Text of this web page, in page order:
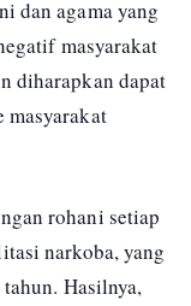
dan agama yang
masyarakat
diharapkan dapat
masyarakat
rohani setiap
narkoba, yang
Hasilnya,